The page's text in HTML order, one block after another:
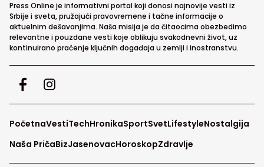
Press Online je informativni portal koji donosi najnovije vesti iz
Srbije i sveta, pružajući pravovremene i tačne informacije o
aktuelnim dešavanjima. Naša misija je da čitaocima obezbedimo
relevantne i pouzdane vesti koje oblikuju svakodnevni život, uz
kontinuirano praćenje ključnih događaja u zemlji i inostranstvu.
PočetnaVestiTechHronikaSportSvetLifestyleNostalgija
Naša PričaBizJasenovacHoroskopZdravlje